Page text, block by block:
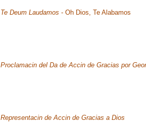
Te Deum Laudamos - Oh Dios, Te Alabamos
Proclamacin del Da de Accin de Gracias por
Representacin de Accin de Gracias a Dios